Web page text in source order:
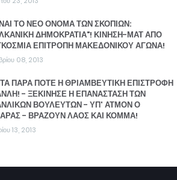
ΤΟ ΝΕΟ ΟΝΟΜΑ ΤΩΝ ΣΚΟΠΙΩΝ:
ΔΗΜΟΚΡΑΤΙΑ"! ΚΙΝΗΣΗ-ΜΑΤ ΑΠΟ
ΕΠΙΤΡΟΠΗ ΜΑΚΕΔΟΝΙΚΟΥ ΑΓΩΝΑ!
08, 2013
ΠΑΡΑ ΠΟΤΕ Η ΘΡΙΑΜΒΕΥΤΙΚΗ ΕΠΙΣΤΡΟΦΗ
- ΞΕΚΙΝΗΣΕ Η ΕΠΑΝΑΣΤΑΣΗ ΤΩΝ
ΒΟΥΛΕΥΤΩΝ - ΥΠ' ΑΤΜΟΝ Ο
- ΒΡΑΖΟΥΝ ΛΑΟΣ ΚΑΙ ΚΟΜΜΑ!
13, 2013